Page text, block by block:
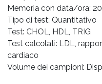
Memoria con data/ora:
Tipo di test: Quantitativo
Test: CHOL, HDL, TRIG
Test calcolati: LDL,
cardiaco
Volume dei campioni: